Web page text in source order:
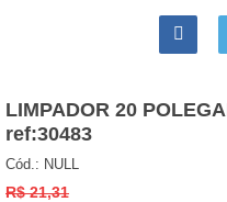

LIMPADOR 20
ref:30483
Cód.: NULL
R$ 21,31